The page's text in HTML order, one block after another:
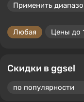
Применить
Любая Цены до
Скидки в ggsel